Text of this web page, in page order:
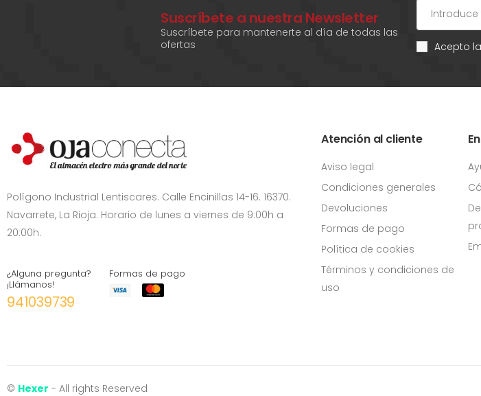
Suscríbete a nuestra Newsletter
Suscríbete para mantenerte al día de todas las
ofertas
Acepto
Polígono Industrial Lentiscares. Calle Encinillas 14-16. 16370.
Navarrete, La Rioja. Horario de lunes a viernes de 9:00h a
20:00h.
¿Alguna pregunta?
¡Llámanos!
941039739
Formas de pago
Atención al cliente
Aviso legal
Condiciones generales
Devoluciones
Formas de pago
Política de cookies
Términos y condiciones de
uso
© Hexer - All rights Reserved